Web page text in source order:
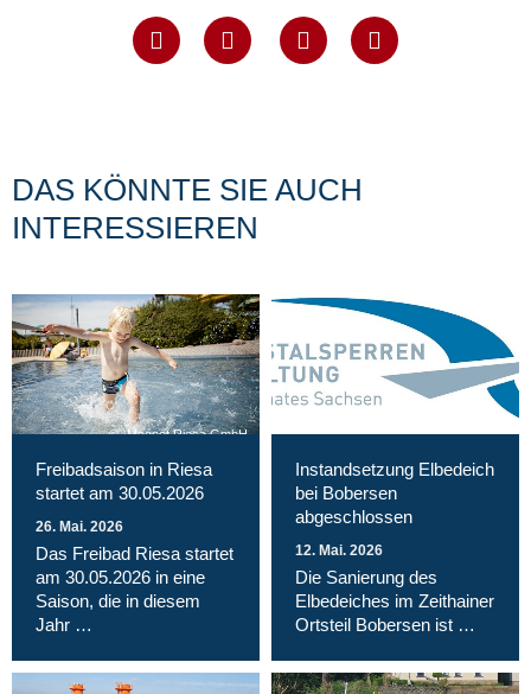
DAS KÖNNTE SIE AUCH
INTERESSIEREN
Magnet Riesa GmbH
Freibadsaison in Riesa
startet am 30.05.2026
26. Mai. 2026
Das Freibad Riesa startet
am 30.05.2026 in eine
Saison, die in diesem
Jahr …
Instandsetzung Elbedeich
bei Bobersen
abgeschlossen
12. Mai. 2026
Die Sanierung des
Elbedeiches im Zeithainer
Ortsteil Bobersen ist …